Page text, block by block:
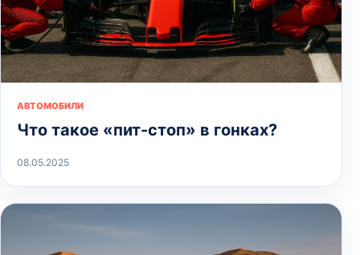
АВТОМОБИЛИ
Что такое «пит-стоп» в гонках?
08.05.2025